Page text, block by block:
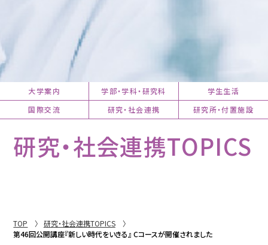
大学案内 学部・学科・研究科
学生生活
国際交流
研究・社会連携 研究所・付置施設
研究・社会連携TOPICS
TOP
研究・社会連携TOPICS
第46回公開講座『新しい時代をいきる』 Cコースが開催されました